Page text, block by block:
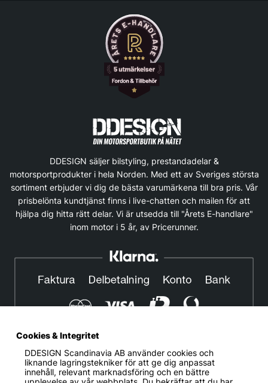
DDESIGN säljer bilstyling, prestandadelar &
motorsportprodukter i hela Norden. Med ett av Sveriges största
sortiment erbjuder vi dig de bästa varumärkena till bra pris. Vår
prisbelönta kundtjänst finns i live-chatten och mailen för att
hjälpa dig hitta rätt delar. Vi är utsedda till "Årets E-handlare"
inom motor i 5 år, av Pricerunner.
© DDESIGN. Alla rättigheter reserverade.
Om oss|Privacy policy|Cookiepolicy|Köp- och
Cookies & Integritet
DDESIGN Scandinavia ABanvänder cookies och
liknande lagringstekniker för att ge dig anpassat
innehåll, relevant marknadsföring och en bättre